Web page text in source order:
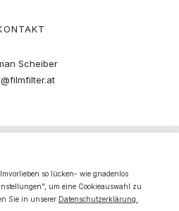
Scheiber
so lücken- wie gnadenlos
um eine Cookieauswahl zu
Sie in unserer Datenschutzerklärung.